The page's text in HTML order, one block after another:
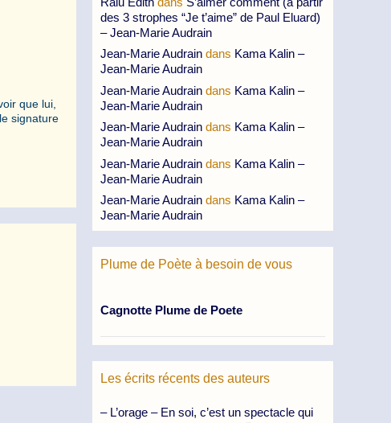
que lui,
signature
des 3 strophes “Je t’aime” de Paul Eluard)
– Jean-Marie Audrain
Jean-Marie Audrain dans Kama Kalin –
Jean-Marie Audrain
Jean-Marie Audrain dans Kama Kalin –
Jean-Marie Audrain
Jean-Marie Audrain dans Kama Kalin –
Jean-Marie Audrain
Jean-Marie Audrain dans Kama Kalin –
Jean-Marie Audrain
Jean-Marie Audrain dans Kama Kalin –
Jean-Marie Audrain
Plume de Poète à besoin de vous
Cagnotte Plume de Poete
Les écrits récents des auteurs
– L’orage – En soi, c’est un spectacle qui